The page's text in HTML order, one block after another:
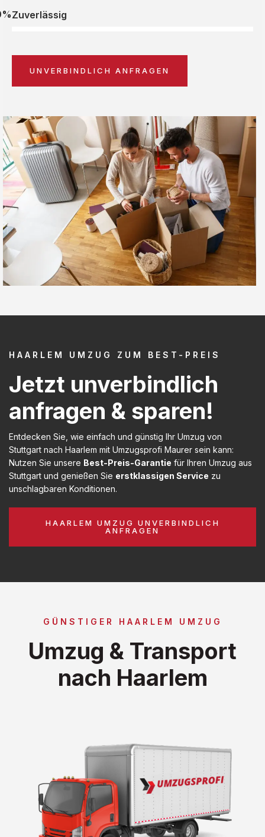
Zuverlässig
UNVERBINDLICH ANFRAGEN
HAARLEM UMZUG ZUM BEST-PREIS
Jetzt unverbindlich
anfragen & sparen!
Entdecken Sie, wie einfach und günstig Ihr Umzug von
Stuttgart nach Haarlem mit Umzugsprofi Maurer sein kann:
Nutzen Sie unsere Best-Preis-Garantie für Ihren Umzug aus
Stuttgart und genießen Sie erstklassigen Service zu
unschlagbaren Konditionen.
HAARLEM UMZUG UNVERBINDLICH
ANFRAGEN
GÜNSTIGER HAARLEM UMZUG
Umzug & Transport
nach Haarlem